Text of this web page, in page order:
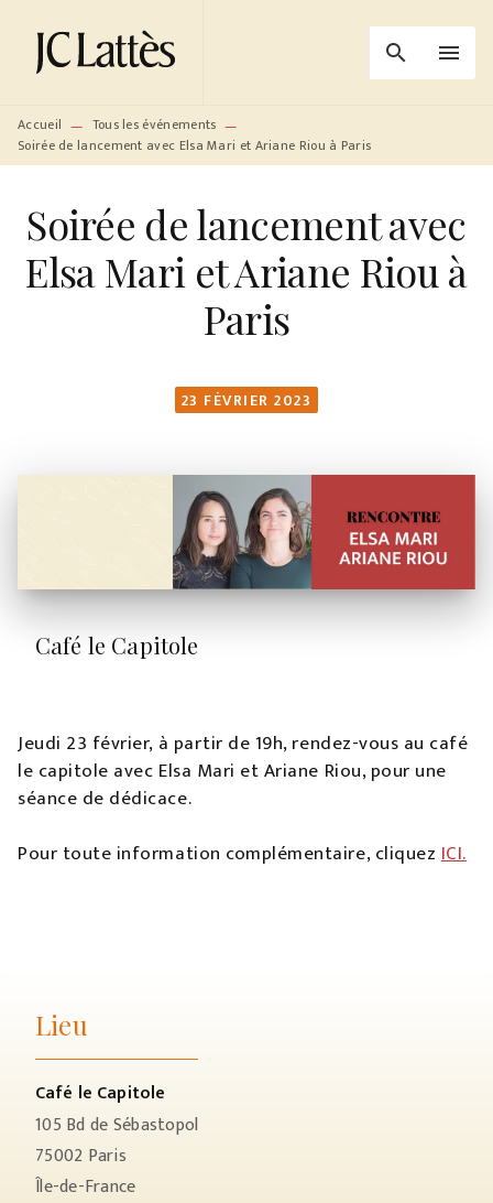
MENU RECHERCHE
PIED DE PAGE
search menu
Accueil — Tous les événements —
Soirée de lancement avec Elsa Mari et Ariane Riou à Paris
Soirée de lancement avec
Elsa Mari et Ariane Riou à
Paris
23 FÉVRIER 2023
Café le Capitole
Jeudi 23 février, à partir de 19h, rendez-vous au café
le capitole avec Elsa Mari et Ariane Riou, pour une
séance de dédicace.
Pour toute information complémentaire, cliquezICI.
Lieu
Café le Capitole
105 Bd de Sébastopol
75002 Paris
Île-de-France